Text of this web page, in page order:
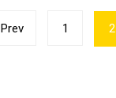
Пагінація
Prev 1 2